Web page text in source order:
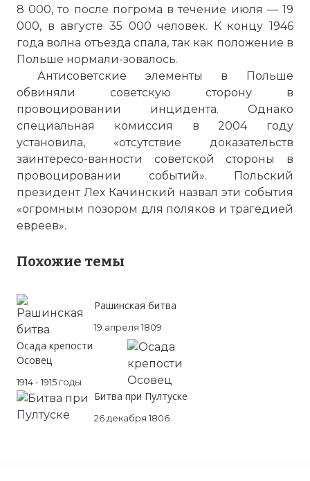
8 000, то после погрома в течение июля — 19
000, в августе 35 000 человек. К концу 1946
года волна отъезда спала, так как положение в
Польше нормали-зовалось.
Антисоветские элементы в Польше
обвиняли советскую сторону в
провоцировании инцидента. Однако
специальная комиссия в 2004 году
установила, «отсутствие доказательств
заинтересо-ванности советской стороны в
провоцировании событий». Польский
президент Лех Качинский назвал эти события
«огромным позором для поляков и трагедией
евреев».
Похожие темы
Рашинская битва
19 апреля 1809
Осада крепости
Осовец
1914 - 1915 годы
Битва при Пултуске
26 декабря 1806